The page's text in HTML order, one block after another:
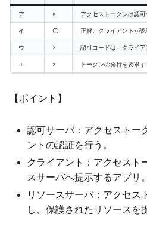
ア × アクセストークンは認
イ 〇 正解。クライアントが
ウ × 認可コードは、クライ
エ × トークンの発行を要求
【ポイント】
認可サーバ：アクセストー
ントの認証を行う。
クライアント：アクセスト
スサーバへ提示するアプリ。
リソースサーバ：アクセス
し、保護されたリソースを